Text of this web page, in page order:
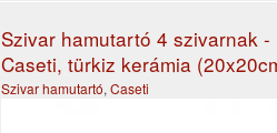
Szivar hamutartó 4 szivarnak -
Caseti, türkiz kerámia
Szivar hamutartó, Caseti